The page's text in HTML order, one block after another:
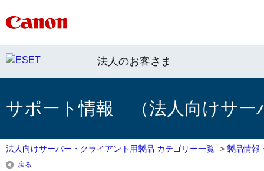
法人のお客さま
サポート情報 （法人向けサー
法人向けサーバー・クライアント用製品 カテゴリー一覧 > 製品情報
戻る